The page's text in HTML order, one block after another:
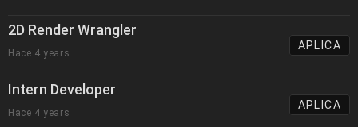
2D Render Wrangler
Hace 4 years
APLICA
Intern Developer
Hace 4 years
APLICA